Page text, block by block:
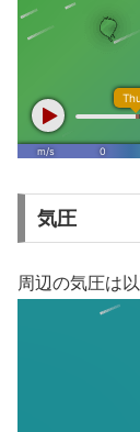
気圧
周辺の気圧は